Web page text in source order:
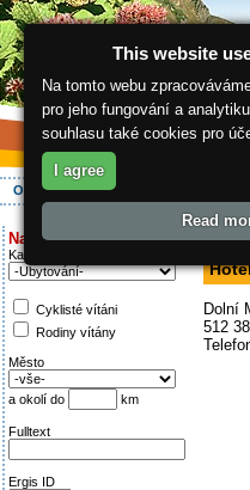
O regionu Aktivně
Najděte si:
Kategorie
Cyklisté vítáni
Rodiny vítány
Město
a okolí do km
Fulltext
Ergis ID
ergis.cz
Dolní
512 38
This website
Na tomto webu
pro jeho fungování a
souhlasu také cookies pro
I agree
Read